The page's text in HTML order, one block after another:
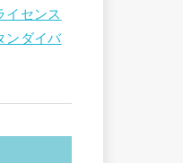
イセンス
ンダイバ